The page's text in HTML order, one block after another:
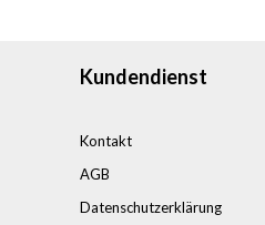
Kundendienst
Kontakt
AGB
Datenschutzerklärung